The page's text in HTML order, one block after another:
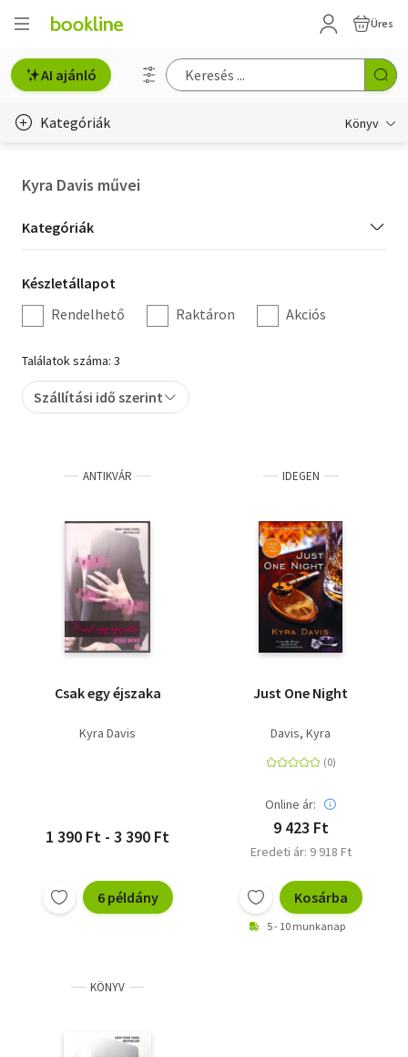
Üres
AI ajánló
Kategóriák Könyv
Hobbi, szabadidő
Irodalom
Művészet
Szakkönyv
Tankönyv, segédkönyv
Társadalomtudomány
Természettudomány
Történelem
Kyra Davis művei
Kategória
szűrés
Kategóriák
Készletállapot
szűrés
Készletállapot
Rendelhető
Raktáron Akciós
Találatok száma: 3
Szállítási idő szerint
ANTIKVÁR
Csak egy éjszaka
Kyra Davis
1 390 Ft - 3 390 Ft
6 példány
IDEGEN
Just One Night
Davis, Kyra
Online ár:
9 423 Ft
Eredeti ár: 9 918 Ft
Kosárba
5 - 10 munkanap
KÖNYV